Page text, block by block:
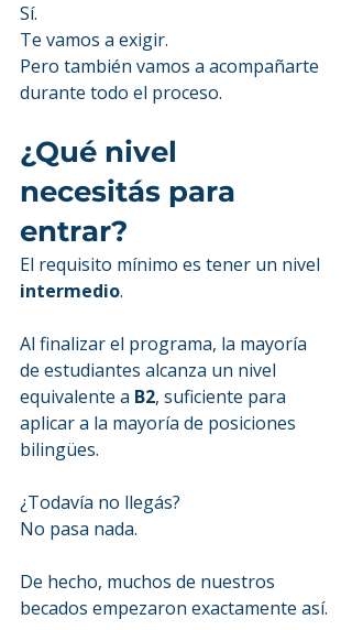
Sí.
Te vamos a exigir.
Pero también vamos a acompañarte
durante todo el proceso.
¿Qué nivel
necesitás para
entrar?
El requisito mínimo es tener un nivel
intermedio.
Al finalizar el programa, la mayoría
de estudiantes alcanza un nivel
equivalente a B2, suficiente para
aplicar a la mayoría de posiciones
bilingües.
¿Todavía no llegás?
No pasa nada.
De hecho, muchos de nuestros
becados empezaron exactamente así.